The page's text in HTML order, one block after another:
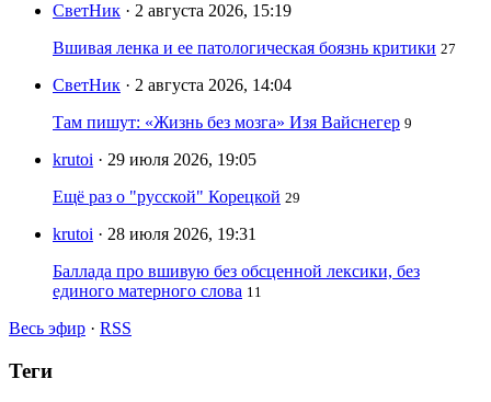
СветНик · 2 августа 2026, 15:19
Вшивая ленка и ее патологическая боязнь критики 27
СветНик · 2 августа 2026, 14:04
Там пишут: «Жизнь без мозга» Изя Вайснегер 9
krutoi · 29 июля 2026, 19:05
Ещё раз о "русской" Корецкой 29
krutoi · 28 июля 2026, 19:31
Баллада про вшивую без обсценной лексики, без
единого матерного слова 11
Весь эфир · RSS
Теги